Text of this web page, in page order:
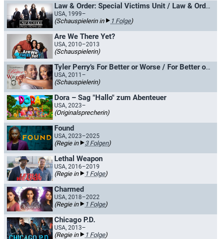
Law & Order: Special Victims Unit / Law & Order: New York
USA, 1999–
(Schauspielerin in 1 Folge)
Are We There Yet?
USA, 2010–2013
(Schauspielerin)
Tyler Perry's For Better or Worse / For Better or Worse
USA, 2011–
(Schauspielerin)
Dora – Sag "Hallo" zum Abenteuer
USA, 2023–
(Originalsprecherin)
Found
USA, 2023–2025
(Regie in 3 Folgen)
Lethal Weapon
USA, 2016–2019
(Regie in 1 Folge)
Charmed
USA, 2018–2022
(Regie in 1 Folge)
Chicago P.D.
USA, 2013–
(Regie in 1 Folge)